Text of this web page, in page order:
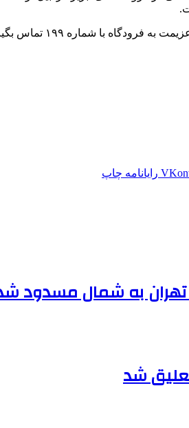
با شماره ۱۹۹ تماس بگیرند.
رایانامه چاپ
تهران به شمال
شد